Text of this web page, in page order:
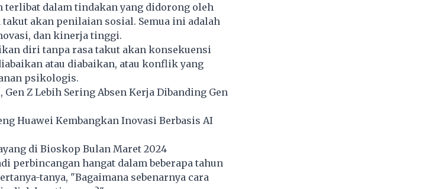
terlibat dalam tindakan yang didorong oleh
akan penilaian sosial. Semua ini adalah
dan kinerja tinggi.
diri tanpa rasa takut akan konsekuensi
atau diabaikan, atau konflik yang
psikologis.
Z Lebih Sering Absen Kerja Dibanding Gen
Huawei Kembangkan Inovasi Berbasis AI
di Bioskop Bulan Maret 2024
perbincangan hangat dalam beberapa tahun
tanya, "Bagaimana sebenarnya cara